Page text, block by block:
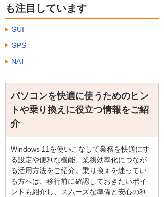
も注目しています
GUI
GPS
NAT
パソコンを快適に使うためのヒン
トや乗り換えに役立つ情報をご紹
介
Windows 11を使いこなして業務を快適にす
る設定や便利な機能、業務効率化につなが
る活用方法をご紹介。乗り換えを迷ってい
る方へは、移行前に確認しておきたいポイ
ントも紹介し、スムーズな準備と安心の利